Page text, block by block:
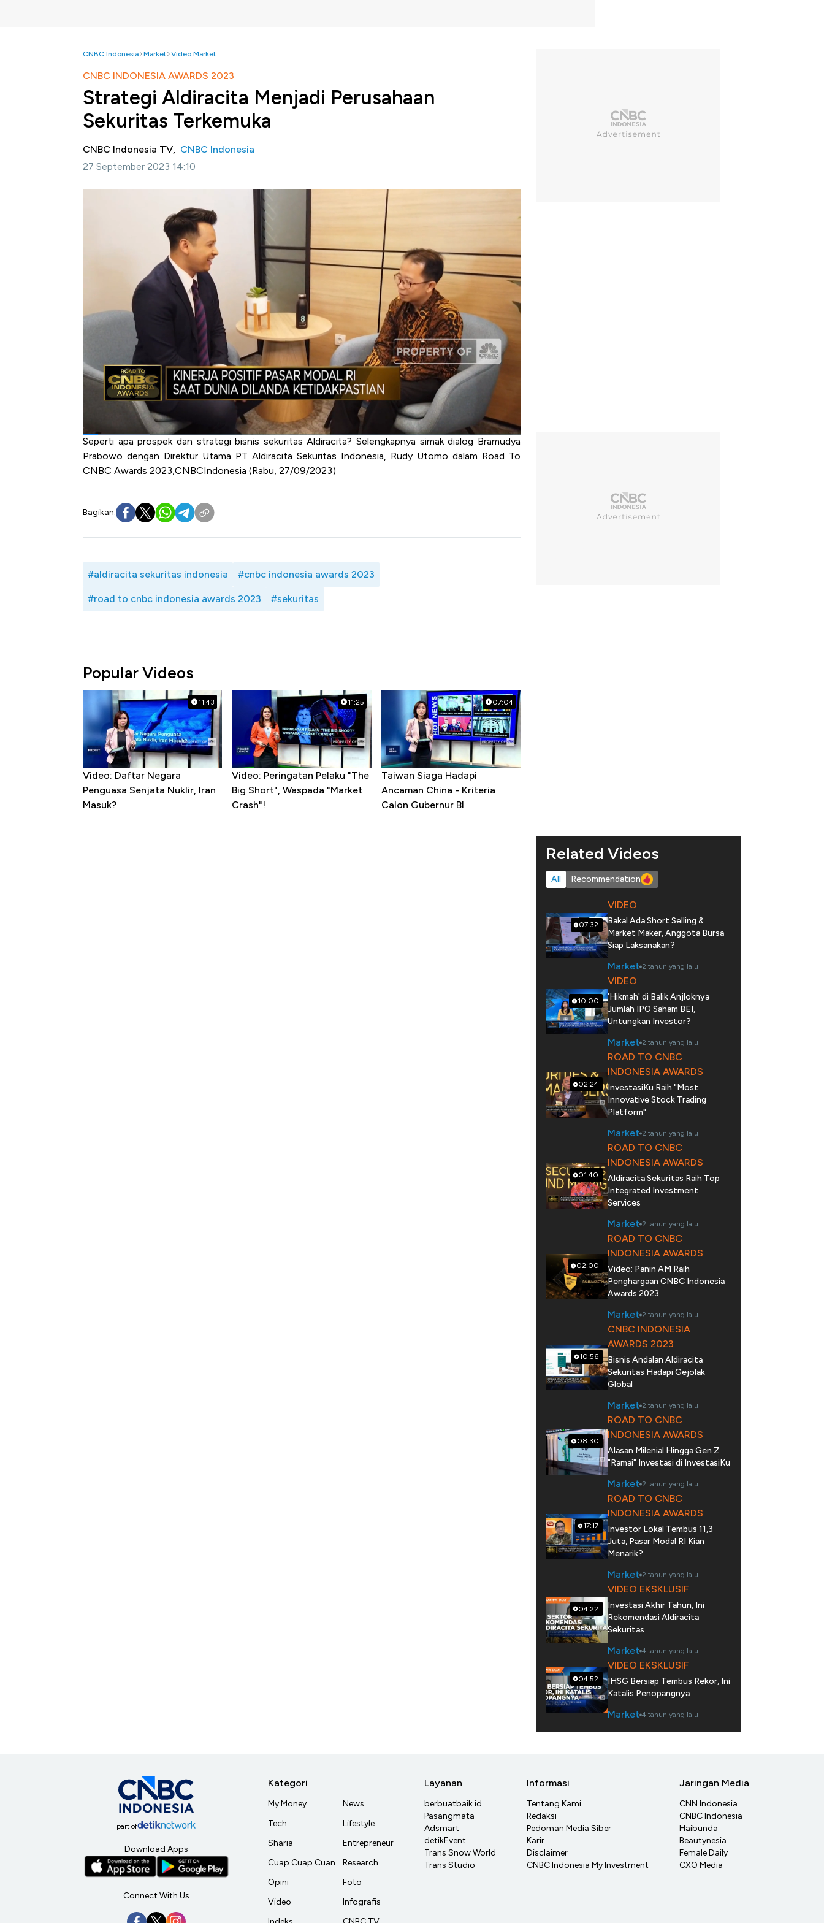
CNBC Indonesia Market Video Market
CNBC INDONESIA AWARDS 2023
Strategi Aldiracita Menjadi Perusahaan
Sekuritas Terkemuka
CNBC Indonesia TV, CNBC Indonesia
27 September 2023 14:10
CNBC Indonesia bersiap Menggelar CNBC Indonesia Awards 2023
Sebagai wujud apresiasi atas kinerja yang telah diraih para pelaku ekonomi dan dunia usaha sepanjang
Jelang CNBC Indonesia Awards 2023, CNBC Indonesia menyelenggarakan Road to Indonesia
Awards 2023 untuk kategori "Best Securities & Fund Managers" yang akan akan membahas prospek
dan peran pelaku pasar modal baik sekuritas serta manager investasi dalam mendorong kemajuan
ekonomi Indonesia.
Di tengah gejolak pasar global, pelaku pasar terus memupuk optimisme terhadap prospek investasi
domestik. Direktur Utama PT Aldiracita Sekuritas Indonesia, Rudy Utomo mengungkapkan kinerja
positif sekuritas.
Pada 2022, PT Aldiracita Sekuritas Indonesia berhasil menempati posisi ke-3 sebagai perusahaan
sekuritas penjaminan emisi obligasi yang selaras dengan Roadmap Aldiracita Sekuritas Indonesia
sebagai The leading securities company yang mampu memenuhi kebutuhan layanan keuangan di
Seperti apa prospek dan strategi bisnis sekuritas Aldiracita? Selengkapnya simak dialog Bramudya
Prabowo dengan Direktur Utama PT Aldiracita Sekuritas Indonesia, Rudy Utomo dalam Road To
CNBC Awards 2023,CNBCIndonesia (Rabu, 27/09/2023)
Bagikan:
#aldiracita sekuritas indonesia #cnbc indonesia awards 2023
#road to cnbc indonesia awards 2023 #sekuritas
Popular Videos
11:43
Video: Daftar Negara
Penguasa Senjata Nuklir, Iran
Masuk?
11:25
Video: Peringatan Pelaku "The
Big Short", Waspada "Market
Crash"!
07:04
Taiwan Siaga Hadapi
Ancaman China - Kriteria
Calon Gubernur BI
Related Videos
All Recommendation
07:32
VIDEO
Bakal Ada Short Selling &
Market Maker, Anggota Bursa
Siap Laksanakan?
Market 2 tahun yang lalu
10:00
VIDEO
'Hikmah' di Balik Anjloknya
Jumlah IPO Saham BEI,
Untungkan Investor?
Market 2 tahun yang lalu
02:24
ROAD TO CNBC
INDONESIA AWARDS
InvestasiKu Raih "Most
Innovative Stock Trading
Platform"
Market 2 tahun yang lalu
01:40
ROAD TO CNBC
INDONESIA AWARDS
Aldiracita Sekuritas Raih Top
Integrated Investment
Services
Market 2 tahun yang lalu
02:00
ROAD TO CNBC
INDONESIA AWARDS
Video: Panin AM Raih
Penghargaan CNBC Indonesia
Awards 2023
Market 2 tahun yang lalu
10:56
CNBC INDONESIA
AWARDS 2023
Bisnis Andalan Aldiracita
Sekuritas Hadapi Gejolak
Global
Market 2 tahun yang lalu
08:30
ROAD TO CNBC
INDONESIA AWARDS
Alasan Milenial Hingga Gen Z
"Ramai" Investasi di InvestasiKu
Market 2 tahun yang lalu
17:17
ROAD TO CNBC
INDONESIA AWARDS
Investor Lokal Tembus 11,3
Juta, Pasar Modal RI Kian
Menarik?
Market 2 tahun yang lalu
04:22
VIDEO EKSKLUSIF
Investasi Akhir Tahun, Ini
Rekomendasi Aldiracita
Sekuritas
Market 4 tahun yang lalu
04:52
VIDEO EKSKLUSIF
IHSG Bersiap Tembus Rekor, Ini
Katalis Penopangnya
Market 4 tahun yang lalu
part of
Download Apps
Connect With Us
Kategori
My Money
Tech
Sharia
Cuap Cuap Cuan
Opini
Video
News
Lifestyle
Entrepreneur
Research
Foto
Infografis
Layanan
berbuatbaik.id
Pasangmata
Adsmart
detikEvent
Trans Snow World
Trans Studio
Informasi
Tentang Kami
Redaksi
Pedoman Media Siber
Karir
Disclaimer
CNBC Indonesia My Investment
Jaringan Media
CNN Indonesia
CNBC Indonesia
Haibunda
Beautynesia
Female Daily
CXO Media